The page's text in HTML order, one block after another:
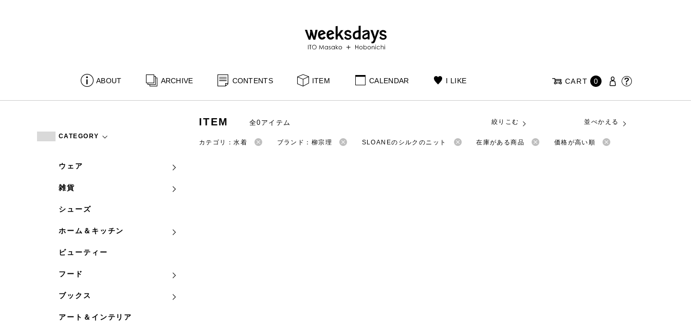
ABOUT ARCHIVE CONTENTS ITEM CALENDAR I LIKE CART 0
CATEGORY
ウェア
雑貨
シューズ
ホーム＆キッチン
ビューティー
フード
ブックス
アート＆インテリア
ITEM 全0アイテム 絞りこむ 並べかえる
カテゴリ：水着 ブランド：柳宗理 SLOANEのシルクのニット 在庫がある商品 価格が高い順